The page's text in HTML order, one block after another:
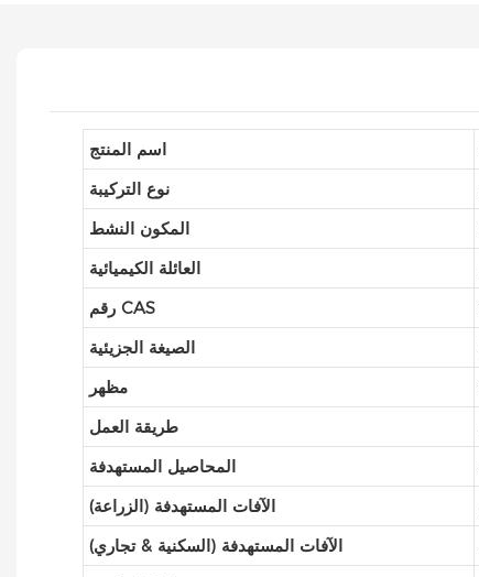
اسم المنتج
نوع التركيبة
المكون النشط
العائلة الكيميائية
رقم CAS
الصيغة الجزيئية
مظهر
طريقة العمل
المحاصيل المستهدفة
الآفات المستهدفة (الزراعة)
الآفات المستهدفة (السكنية & تجاري)